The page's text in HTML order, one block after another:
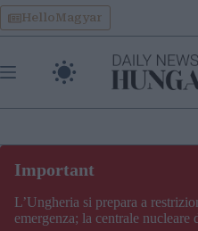
Skip
to
content
HelloMagyar
L’Ungheria si prepara a
emergenza; la centrale nucleare